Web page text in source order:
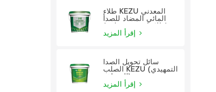
طلاء KEZU المعدني
المائي المضاد للصدأ
سائل تحويل الصدأ
الصلب KEZU (التمهيدي